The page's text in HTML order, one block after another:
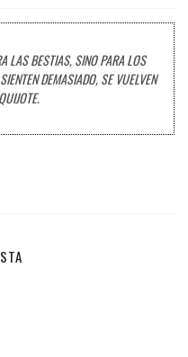
LAS BESTIAS, SINO PARA LOS
DEMASIADO, SE VUELVEN